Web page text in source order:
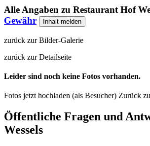
Alle Angaben zu Restaurant Hof
Gewähr
Inhalt melden
zurück zur Bilder-Galerie
zurück zur Detailseite
Leider sind noch keine Fotos vorhanden.
Fotos jetzt hochladen (als Besucher) Zurück
Öffentliche Fragen und
Wessels